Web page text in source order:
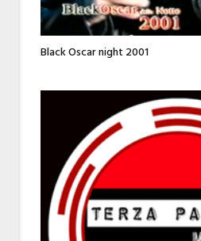
Black Oscar night 2001